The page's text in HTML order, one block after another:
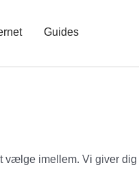
Guides
vælge imellem. Vi giver dig